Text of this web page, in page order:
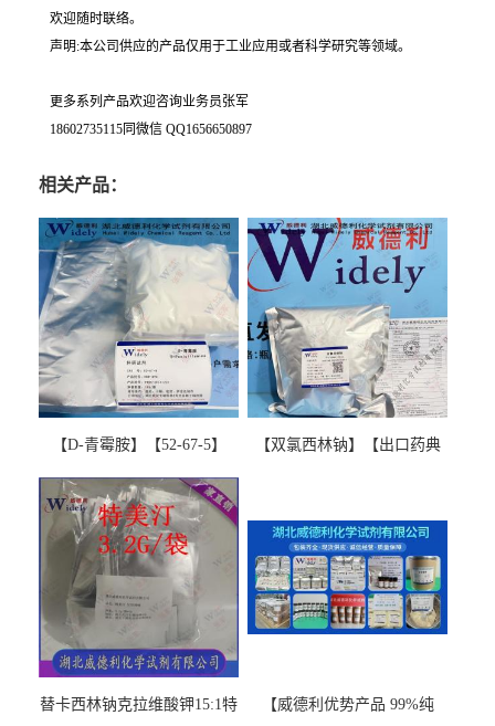
欢迎随时联络。
声明:本公司供应的产品仅用于工业应用或者科学研究等领域。
更多系列产品欢迎咨询业务员张军
18602735115同微信 QQ1656650897
相关产品：
【D-青霉胺】【52-67-5】
图谱检测方法现货供应咨询
张军52-67-5
【双氯西林钠】【出口药典
替卡西林钠克拉维酸钾15:1特
【威德利优势产品 99%纯